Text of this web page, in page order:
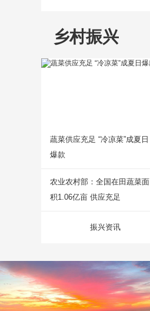
乡村振兴
蔬菜供应充足 “冷凉菜”成夏日
爆款
农业农村部：全国在田蔬菜面
积1.06亿亩 供应充足
振兴资讯